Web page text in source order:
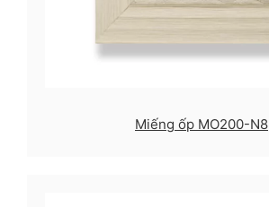
Miếng ốp MO200-N8